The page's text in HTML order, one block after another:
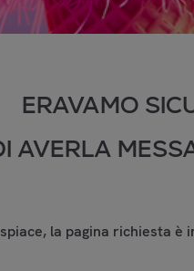
ERAVAMO
AVERLA
la pagina richiesta è